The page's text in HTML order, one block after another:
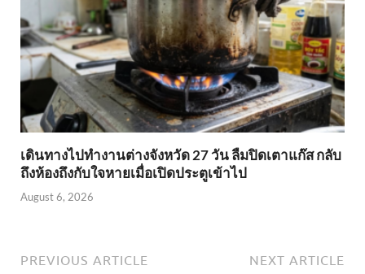
เดินทางไปทำงานต่างจังหวัด 27 วัน ลืมปิดเตาแก๊ส กลับ
ถึงห้องถึงกับใจหายเมื่อเปิดประตูเข้าไป
August 6, 2026
PREVIOUS ARTICLE NEXT ARTICLE